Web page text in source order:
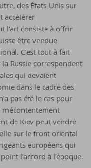
des États-Unis sur
accélérer
l’art consiste à offrir
être vendue
C’est tout à fait
Russie correspondent
qui devaient
dans le cadre des
pas été le cas pour
mécontentement
de Kiev peut vendre
sur le front oriental
européens qui
l’accord à l’époque.